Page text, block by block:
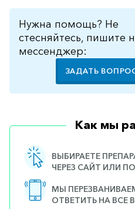
Нужна помощь? Не
стесняйтесь, пишите
мессенджер:
ЗАДАТЬ
Как мы
ВЫБИРАЕТЕ
ЧЕРЕЗ САЙТ ИЛИ
МЫ
ОТВЕТИТЬ НА ВСЕ